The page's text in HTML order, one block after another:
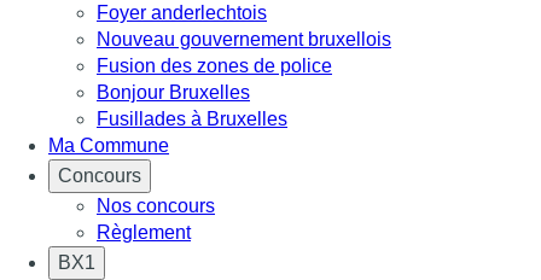
Foyer anderlechtois
Nouveau gouvernement bruxellois
Fusion des zones de police
Bonjour Bruxelles
Fusillades à Bruxelles
Ma Commune
Concours
Nos concours
Règlement
BX1